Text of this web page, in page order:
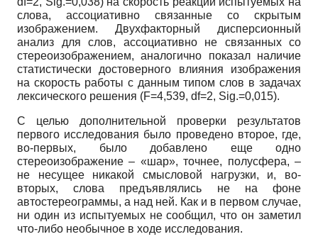
слова, ассоциативно связанные со скрытым
изображением. Двухфакторный дисперсионный
анализ для слов, ассоциативно не связанных со
стереоизображением, аналогично показал наличие
статисти­чески достоверного влияния изображения
на скорость работы с данным типом слов в за­дачах
лексического решения (F=4,539, df=2, Sig.=0,015).
С целью дополнительной проверки результатов
первого исследования было прове­дено второе, где,
во-первых, было добавлено еще одно
стереоизображение – «шар», точнее, полусфера, –
не несущее никакой смысловой нагрузки, и, во-
вторых, слова предъявлялись не на фоне
автостереограммы, а над ней. Как и в первом случае,
ни один из испытуемых не сообщил, что он заметил
что-либо необычное в ходе исследования.